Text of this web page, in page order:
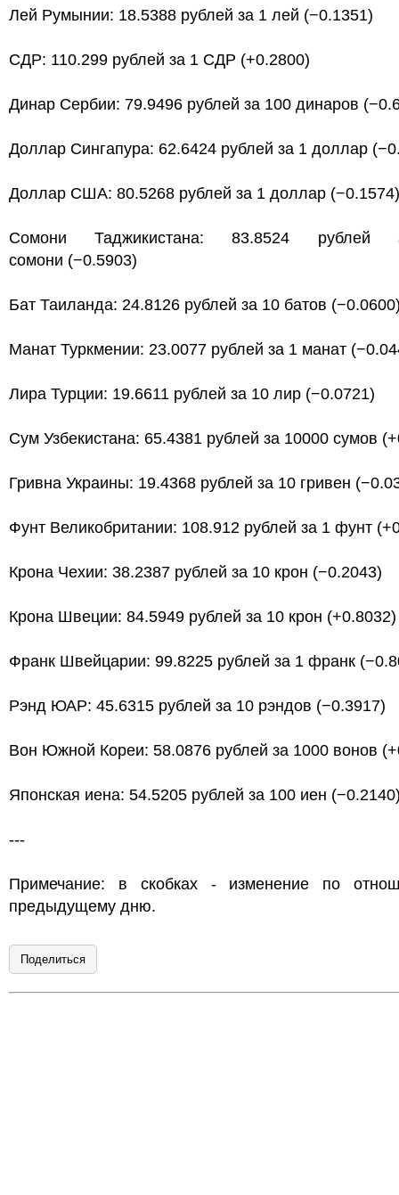
Лей Румынии: 18.5388 рублей за 1 лей (−0.1351)
СДР: 110.299 рублей за 1 СДР (+0.2800)
Динар Сербии: 79.9496 рублей за 100 динаров
Доллар Сингапура: 62.6424 рублей за 1 доллар
Доллар США: 80.5268 рублей за 1 доллар (−0.1574)
Сомони Таджикистана: 83.8524
сомони (−0.5903)
Бат Таиланда: 24.8126 рублей за 10 батов
Манат Туркмении: 23.0077 рублей за 1 манат
Лира Турции: 19.6611 рублей за 10 лир (−0.0721)
Сум Узбекистана: 65.4381 рублей за 10000 сумов
Гривна Украины: 19.4368 рублей за 10 гривен
Фунт Великобритании: 108.912 рублей за 1 фунт
Крона Чехии: 38.2387 рублей за 10 крон (−0.2043)
Крона Швеции: 84.5949 рублей за 10 крон (+0.8032)
Франк Швейцарии: 99.8225 рублей за 1 франк
Рэнд ЮАР: 45.6315 рублей за 10 рэндов (−0.3917)
Вон Южной Кореи: 58.0876 рублей за 1000 вонов
Японская иена: 54.5205 рублей за 100 иен
---
Примечание: в скобках - изменение по
предыдущему дню.
Поделиться